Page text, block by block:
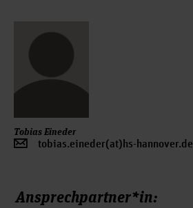
Tobias Eineder
tobias.eineder(at)hs-hannover.de
Ansprechpartner*in: